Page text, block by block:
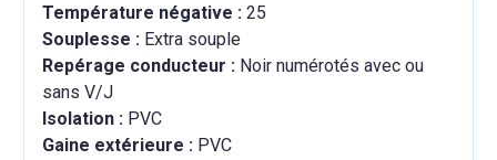
Température négative : 25
Souplesse : Extra souple
Repérage conducteur : Noir numérotés avec ou
sans V/J
Isolation : PVC
Gaine extérieure : PVC